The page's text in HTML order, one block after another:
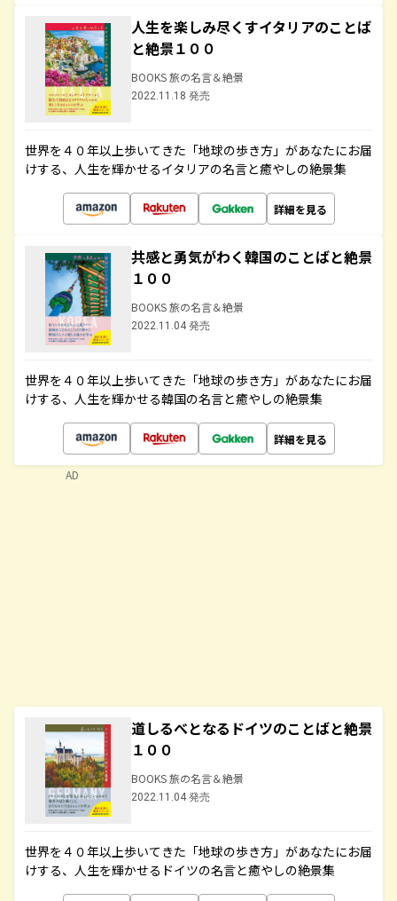
人生を楽しみ尽くすイタリアのことば
と絶景１００
BOOKS 旅の名言＆絶景
2022.11.18 発売
世界を４０年以上歩いてきた「地球の歩き方」があなたにお届
けする、人生を輝かせるイタリアの名言と癒やしの絶景集
詳細を見る
共感と勇気がわく韓国のことばと絶景
１００
BOOKS 旅の名言＆絶景
2022.11.04 発売
世界を４０年以上歩いてきた「地球の歩き方」があなたにお届
けする、人生を輝かせる韓国の名言と癒やしの絶景集
詳細を見る
道しるべとなるドイツのことばと絶景
１００
BOOKS 旅の名言＆絶景
2022.11.04 発売
世界を４０年以上歩いてきた「地球の歩き方」があなたにお届
けする、人生を輝かせるドイツの名言と癒やしの絶景集
AD